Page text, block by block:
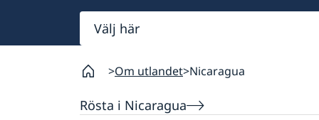
Välj
här
Om utlandet Nicaragua
Rösta i Nicaragua